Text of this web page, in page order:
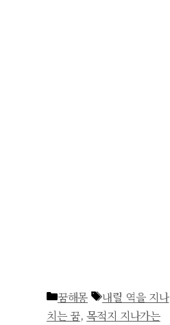
카
테
꿈해몽
태
그
내릴 역을 지나
치는 꿈,목적지 지나가는